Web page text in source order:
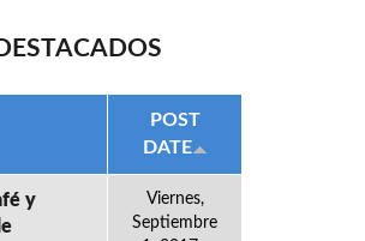
POST
DATE
y
Viernes,
Septiembre